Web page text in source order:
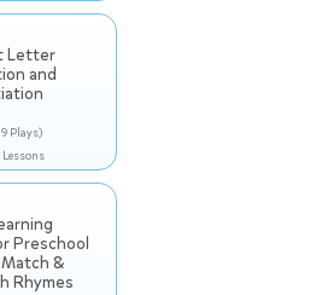
Letter
and
Plays)
Preschool
&
Rhymes